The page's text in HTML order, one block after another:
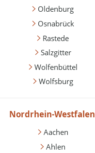
Oldenburg
Osnabrück
Rastede
Salzgitter
Wolfenbüttel
Wolfsburg
Nordrhein-Westfalen
Aachen
Ahlen